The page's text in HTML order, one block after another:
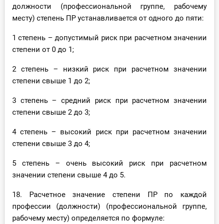
должности (профессиональной группе, рабочему
месту) степень ПР устанавливается от одного до пяти:
1 степень – допустимый риск при расчетном значении
степени от 0 до 1;
2 степень – низкий риск при расчетном значении
степени свыше 1 до 2;
3 степень – средний риск при расчетном значении
степени свыше 2 до 3;
4 степень – высокий риск при расчетном значении
степени свыше 3 до 4;
5 степень – очень высокий риск при расчетном
значении степени свыше 4 до 5.
18. Расчетное значение степени ПР по каждой
профессии (должности) (профессиональной группе,
рабочему месту) определяется по формуле: